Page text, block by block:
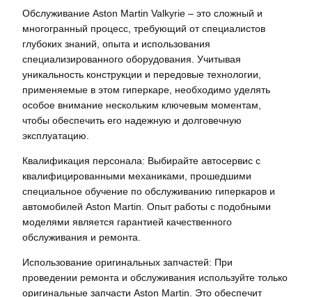
Обслуживание Aston Martin Valkyrie – это сложный и
многогранный процесс, требующий от специалистов
глубоких знаний, опыта и использования
специализированного оборудования. Учитывая
уникальность конструкции и передовые технологии,
применяемые в этом гиперкаре, необходимо уделять
особое внимание нескольким ключевым моментам,
чтобы обеспечить его надежную и долговечную
эксплуатацию.
Квалификация персонала: Выбирайте автосервис с
квалифицированными механиками, прошедшими
специальное обучение по обслуживанию гиперкаров и
автомобилей Aston Martin. Опыт работы с подобными
моделями является гарантией качественного
обслуживания и ремонта.
Использование оригинальных запчастей: При
проведении ремонта и обслуживания используйте только
оригинальные запчасти Aston Martin. Это обеспечит